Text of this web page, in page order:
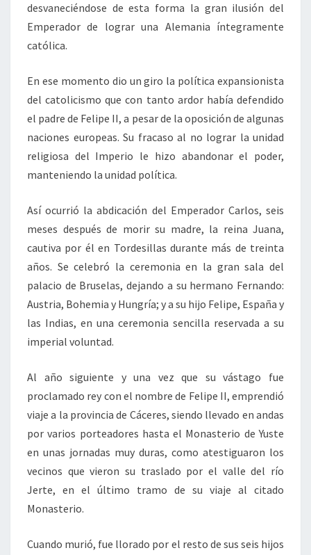
desvaneciéndose de esta forma la gran ilusión del
Emperador de lograr una Alemania íntegramente
católica.
En ese momento dio un giro la política expansionista
del catolicismo que con tanto ardor había defendido
el padre de Felipe II, a pesar de la oposición de algunas
naciones europeas. Su fracaso al no lograr la unidad
religiosa del Imperio le hizo abandonar el poder,
manteniendo la unidad política.
Así ocurrió la abdicación del Emperador Carlos, seis
meses después de morir su madre, la reina Juana,
cautiva por él en Tordesillas durante más de treinta
años. Se celebró la ceremonia en la gran sala del
palacio de Bruselas, dejando a su hermano Fernando:
Austria, Bohemia y Hungría; y a su hijo Felipe, España y
las Indias, en una ceremonia sencilla reservada a su
imperial voluntad.
Al año siguiente y una vez que su vástago fue
proclamado rey con el nombre de Felipe II, emprendió
viaje a la provincia de Cáceres, siendo llevado en andas
por varios porteadores hasta el Monasterio de Yuste
en unas jornadas muy duras, como atestiguaron los
vecinos que vieron su traslado por el valle del río
Jerte, en el último tramo de su viaje al citado
Monasterio.
Cuando murió, fue llorado por el resto de sus seis hijos